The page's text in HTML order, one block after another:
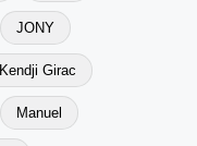
JONY
Kendji Girac
Manuel